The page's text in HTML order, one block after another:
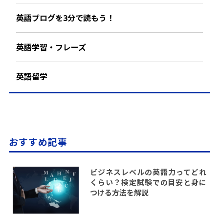
英語ブログを3分で読もう！
英語学習・フレーズ
英語留学
おすすめ記事
ビジネスレベルの英語力ってどれ
くらい？検定試験での目安と身に
つける方法を解説